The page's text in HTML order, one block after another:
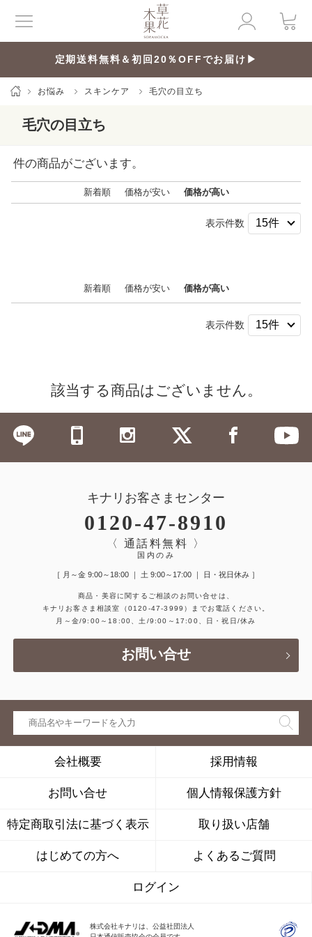
定期送料無料＆初回20％OFFでお届け▶
お悩み スキンケア 毛穴の目立ち
毛穴の目立ち
件の商品がございます。
新着順 価格が安い 価格が高い
表示件数
新着順 価格が安い 価格が高い
表示件数
該当する商品はございません。
キナリお客さまセンター
0120-47-8910
〈 通話料無料 〉
国内のみ
［ 月～金 9:00～18:00 ｜ 土 9:00～17:00 ｜ 日・祝日休み ］
商品・美容に関するご相談のお問い合せは、
キナリお客さま相談室
（0120-47-3999）
までお電話ください。
月～金/9:00～18:00、土/9:00～17:00、日・祝日/休み
お問い合せ
会社概要 採用情報
お問い合せ 個人情報保護方針
特定商取引法に基づく表示 取り扱い店舗
はじめての方へ よくあるご質問
ログイン
株式会社キナリは、公益社団法人